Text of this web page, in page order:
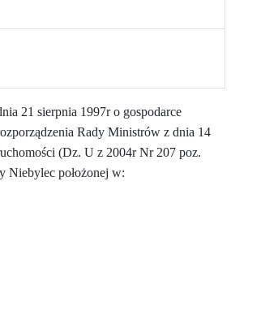
21 sierpnia 1997r o gospodarce
Rady Ministrów z dnia 14
(Dz. U z 2004r Nr 207 poz.
Niebylec położonej w: